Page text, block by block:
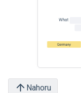
Nahoru